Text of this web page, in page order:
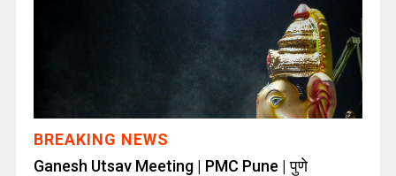
BREAKING NEWS
Ganesh Utsav Meeting | PMC Pune | पुणे